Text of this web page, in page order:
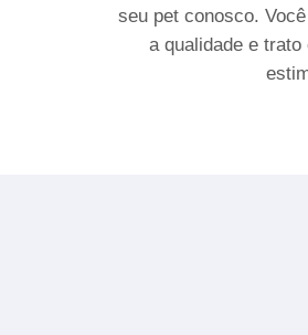
seu pet conosco.
a qualidade e